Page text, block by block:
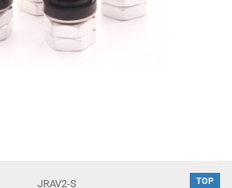
TOP
JRAV2-S